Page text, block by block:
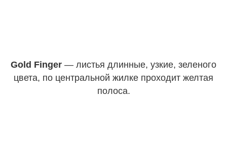
Gold Finger — листья длинные, узкие, зеленого
цвета, по центральной жилке проходит желтая
полоса.